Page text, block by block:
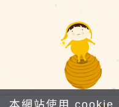
本網站使用 cookie